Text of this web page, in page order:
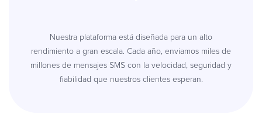
Nuestra plataforma está diseñada para un alto
rendimiento a gran escala. Cada año, enviamos miles de
millones de mensajes SMS con la velocidad, seguridad y
fiabilidad que nuestros clientes esperan.